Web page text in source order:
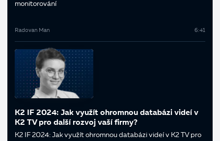
monitorování
Radovan Man 6:41
K2 IF 2024: Jak využít ohromnou databázi videí v
K2 TV pro další rozvoj vaší firmy?
K2 IF 2024: Jak využít ohromnou databázi videí v K2 TV pro